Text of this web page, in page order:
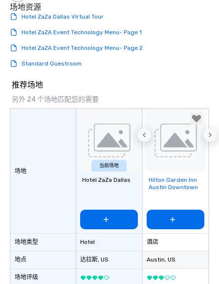
场地资源
Hotel ZaZa Dallas Virtual Tour
Hotel ZaZA Event Technology Menu- Page 1
Hotel ZaZA Event Technology Menu- Page 2
Standard Guestroom
推荐场地
另外 24 个场地匹配您的需要
场地
场地类型
地点
场地评级
当前场地
Hotel ZaZa Dallas
Hotel
达拉斯, US
Removed from
favorites
Hilton Garden Inn
Austin Downtown
酒店
Austin, US